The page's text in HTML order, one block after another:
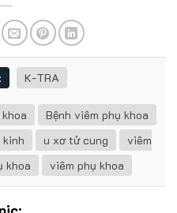
K-TRA
Bệnh viêm phụ khoa
kinh u xơ tử cung
viêm
khoa viêm phụ khoa